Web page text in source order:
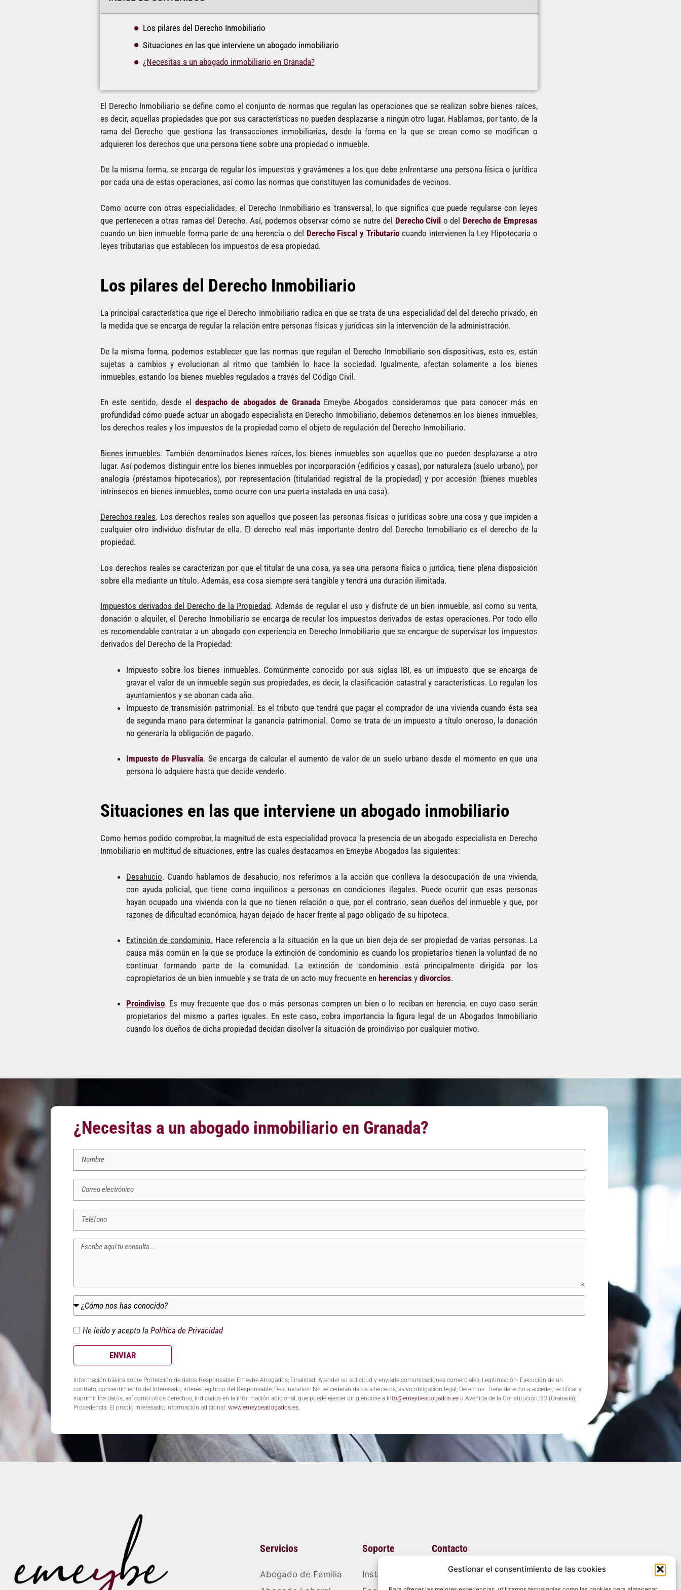
Gestionar el consentimiento de las cookies
Los pilares del Derecho Inmobiliario
Situaciones en las que interviene un abogado inmobiliario
¿Necesitas a un abogado inmobiliario en Granada?
El Derecho Inmobiliario se define como el conjunto de normas que regulan las operaciones que se realizan sobre bienes raíces,
es decir, aquellas propiedades que por sus características no pueden desplazarse a ningún otro lugar. Hablamos, por tanto, de la
rama del Derecho que gestiona las transacciones inmobiliarias, desde la forma en la que se crean como se modifican o
adquieren los derechos que una persona tiene sobre una propiedad o inmueble.
De la misma forma, se encarga de regular los impuestos y gravámenes a los que debe enfrentarse una persona física o jurídica
por cada una de estas operaciones, así como las normas que constituyen las comunidades de vecinos.
Como ocurre con otras especialidades, el Derecho Inmobiliario es transversal, lo que significa que puede regularse con leyes
que pertenecen a otras ramas del Derecho. Así, podemos observar cómo se nutre del Derecho Civil o del Derecho de Empresas
cuando un bien inmueble forma parte de una herencia o del Derecho Fiscal y Tributariocuando intervienen la Ley Hipotecaria o
leyes tributarias que establecen los impuestos de esa propiedad.
Los pilares del Derecho Inmobiliario
La principal característica que rige el Derecho Inmobiliario radica en que se trata de una especialidad del del derecho privado, en
la medida que se encarga de regular la relación entre personas físicas y jurídicas sin la intervención de la administración.
De la misma forma, podemos establecer que las normas que regulan el Derecho Inmobiliario son dispositivas, esto es, están
sujetas a cambios y evolucionan al ritmo que también lo hace la sociedad. Igualmente, afectan solamente a los bienes
inmuebles, estando los bienes muebles regulados a través del Código Civil.
En este sentido, desde el despacho de abogados de GranadaEmeybe Abogados consideramos que para conocer más en
profundidad cómo puede actuar un abogado especialista en Derecho Inmobiliario, debemos detenernos en los bienes inmuebles,
los derechos reales y los impuestos de la propiedad como el objeto de regulación del Derecho Inmobiliario.
Bienes inmuebles. También denominados bienes raíces, los bienes inmuebles son aquellos que no pueden desplazarse a otro
lugar. Así podemos distinguir entre los bienes inmuebles por incorporación (edificios y casas), por naturaleza (suelo urbano), por
analogía (préstamos hipotecarios), por representación (titularidad registral de la propiedad) y por accesión (bienes muebles
intrínsecos en bienes inmuebles, como ocurre con una puerta instalada en una casa).
Derechos reales. Los derechos reales son aquellos que poseen las personas físicas o jurídicas sobre una cosa y que impiden a
cualquier otro individuo disfrutar de ella. El derecho real más importante dentro del Derecho Inmobiliario es el derecho de la
propiedad.
Los derechos reales se caracterizan por que el titular de una cosa, ya sea una persona física o jurídica, tiene plena disposición
sobre ella mediante un título. Además, esa cosa siempre será tangible y tendrá una duración ilimitada.
Impuestos derivados del Derecho de la Propiedad. Además de regular el uso y disfrute de un bien inmueble, así como su venta,
donación o alquiler, el Derecho Inmobiliario se encarga de recular los impuestos derivados de estas operaciones. Por todo ello
es recomendable contratar a un abogado con experiencia en Derecho Inmobiliario que se encargue de supervisar los impuestos
derivados del Derecho de la Propiedad:
Impuesto sobre los bienes inmuebles. Comúnmente conocido por sus siglas IBI, es un impuesto que se encarga de
gravar el valor de un inmueble según sus propiedades, es decir, la clasificación catastral y características. Lo regulan los
ayuntamientos y se abonan cada año.
Impuesto de transmisión patrimonial. Es el tributo que tendrá que pagar el comprador de una vivienda cuando ésta sea
de segunda mano para determinar la ganancia patrimonial. Como se trata de un impuesto a título oneroso, la donación
no generaría la obligación de pagarlo.
Impuesto de Plusvalía. Se encarga de calcular el aumento de valor de un suelo urbano desde el momento en que una
persona lo adquiere hasta que decide venderlo.
Situaciones en las que interviene un abogado inmobiliario
Como hemos podido comprobar, la magnitud de esta especialidad provoca la presencia de un abogado especialista en Derecho
Inmobiliario en multitud de situaciones, entre las cuales destacamos en Emeybe Abogados las siguientes:
Desahucio. Cuando hablamos de desahucio, nos referimos a la acción que conlleva la desocupación de una vivienda,
con ayuda policial, que tiene como inquilinos a personas en condiciones ilegales. Puede ocurrir que esas personas
hayan ocupado una vivienda con la que no tienen relación o que, por el contrario, sean dueños del inmueble y que, por
razones de dificultad económica, hayan dejado de hacer frente al pago obligado de su hipoteca.
Extinción de condominio. Hace referencia a la situación en la que un bien deja de ser propiedad de varias personas. La
causa más común en la que se produce la extinción de condominio es cuando los propietarios tienen la voluntad de no
continuar formando parte de la comunidad. La extinción de condominio está principalmente dirigida por los
copropietarios de un bien inmueble y se trata de un acto muy frecuente enherencias ydivorcios.
Proindiviso. Es muy frecuente que dos o más personas compren un bien o lo reciban en herencia, en cuyo caso serán
propietarios del mismo a partes iguales. En este caso, cobra importancia la figura legal de un Abogados Inmobiliario
cuando los dueños de dicha propiedad decidan disolver la situación de proindiviso por cualquier motivo.
¿Necesitas a un abogado inmobiliario en Granada?
He leído y acepto la Política de Privacidad
ENVIAR
Información básica sobre Protección de datos Responsable: Emeybe Abogados; Finalidad: Atender su solicitud y enviarle comunicaciones comerciales; Legitimación: Ejecución de un
contrato, consentimiento del interesado, interés legítimo del Responsable; Destinatarios: No se cederán datos a terceros, salvo obligación legal; Derechos: Tiene derecho a acceder, rectificar y
suprimir los datos, así como otros derechos, indicados en la información adicional, que puede ejercer dirigiéndose a info@emeybeabogados.es o Avenida de la Constitución, 23 (Granada);
Procedencia: El propio interesado; Información adicional: www.emeybeabogados.es.
Servicios
Abogado de Familia
Soporte
Instagram
Contacto
Avenida Constitución, 23